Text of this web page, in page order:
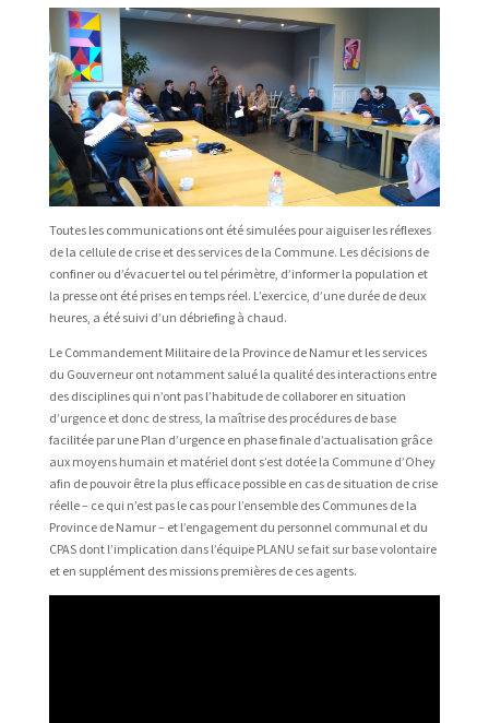
Toutes les communications ont été simulées pour aiguiser les réflexes
de la cellule de crise et des services de la Commune. Les décisions de
confiner ou d’évacuer tel ou tel périmètre, d’informer la population et
la presse ont été prises en temps réel. L’exercice, d’une durée de deux
heures, a été suivi d’un débriefing à chaud.
Le Commandement Militaire de la Province de Namur et les services
du Gouverneur ont notamment salué la qualité des interactions entre
des disciplines qui n’ont pas l’habitude de collaborer en situation
d’urgence et donc de stress, la maîtrise des procédures de base
facilitée par une Plan d’urgence en phase finale d’actualisation grâce
aux moyens humain et matériel dont s’est dotée la Commune d’Ohey
afin de pouvoir être la plus efficace possible en cas de situation de crise
réelle – ce qui n’est pas le cas pour l’ensemble des Communes de la
Province de Namur – et l’engagement du personnel communal et du
CPAS dont l’implication dans l’équipe PLANU se fait sur base volontaire
et en supplément des missions premières de ces agents.